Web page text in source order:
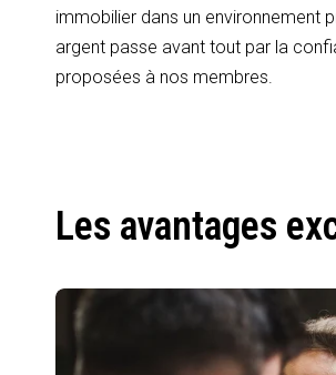
immobilier dans un environnement
argent passe avant tout par la
proposées à nos membres.
Les avantages